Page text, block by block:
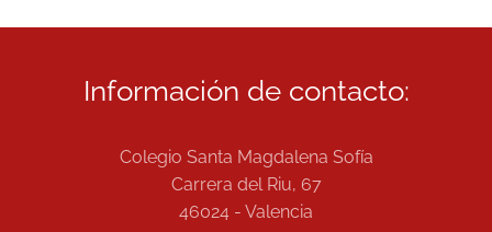
Información de contacto:
Colegio Santa Magdalena Sofía
Carrera del Riu, 67
46024 - Valencia